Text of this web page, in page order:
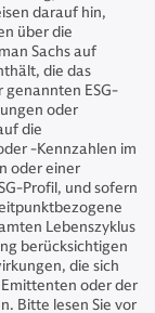
darauf hin,
über die
Sachs auf
die das
ESG-
oder
die
-Kennzahlen im
oder einer
Profil, und sofern
Lebenszyklus
berücksichtigen
die sich
oder der
Bitte lesen Sie vor